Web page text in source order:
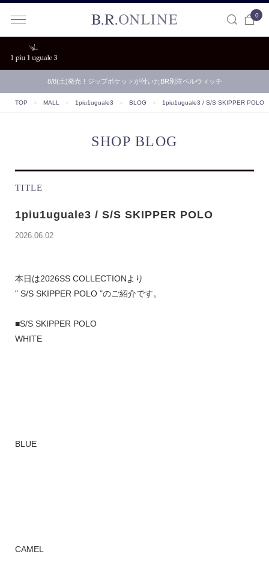
0
8/8(土)発売！ジップポケットが付いたBR別注ベルウィッチ
TOP ＞ MALL ＞ 1piu1uguale3 ＞ BLOG ＞ 1piu1uguale3 / S/S SKIPPER POLO
SHOP BLOG
TITLE
1piu1uguale3 / S/S SKIPPER POLO
2026.06.02
本日は2026SS COLLECTIONより
" S/S SKIPPER POLO "のご紹介です。
■S/S SKIPPER POLO
WHITE
BLUE
CAMEL